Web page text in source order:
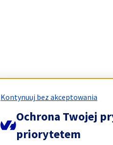
Kontynuuj bez akceptowania
Ochrona Twojej
priorytetem